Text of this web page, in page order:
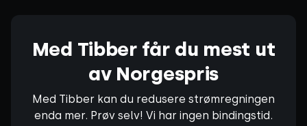
Med Tibber får du mest ut
av Norgespris
Med Tibber kan du redusere strømregningen
enda mer. Prøv selv! Vi har ingen bindingstid.